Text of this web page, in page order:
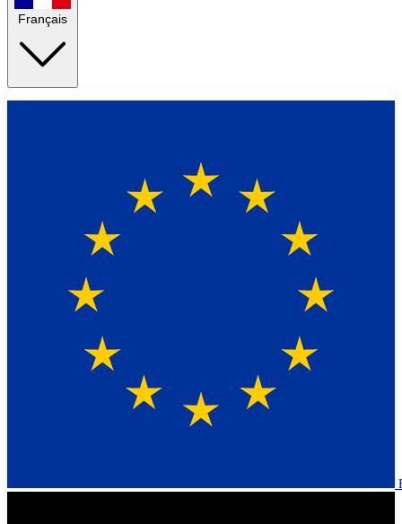
Français